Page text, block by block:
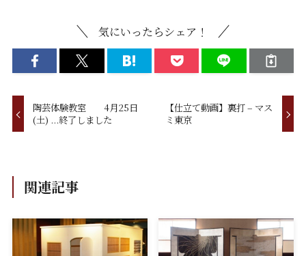
気にいったらシェア！
陶芸体験教室 4月25日
(土) ...終了しました
【仕立て動画】裏打 – マス
ミ東京
関連記事